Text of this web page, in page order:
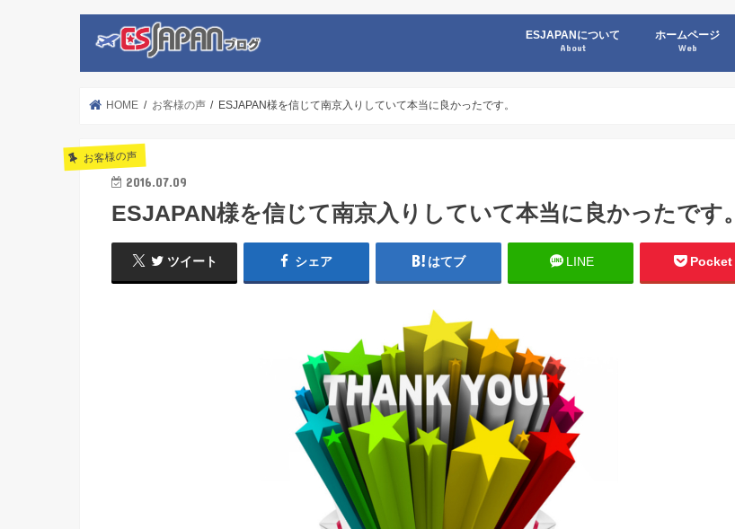
ESJAPANについて
About
ホームページ
Web
HOME お客様の声 ESJAPAN様を信じて南京入りしていて本当に良かったです。
お客様の声
2016.07.09
ESJAPAN様を信じて南京入りしていて本当に良かったです。
ツイート シェア はてブ LINE Pocket